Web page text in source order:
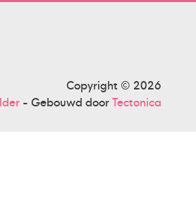
Copyright © 2026
- Gebouwd doorTectonica